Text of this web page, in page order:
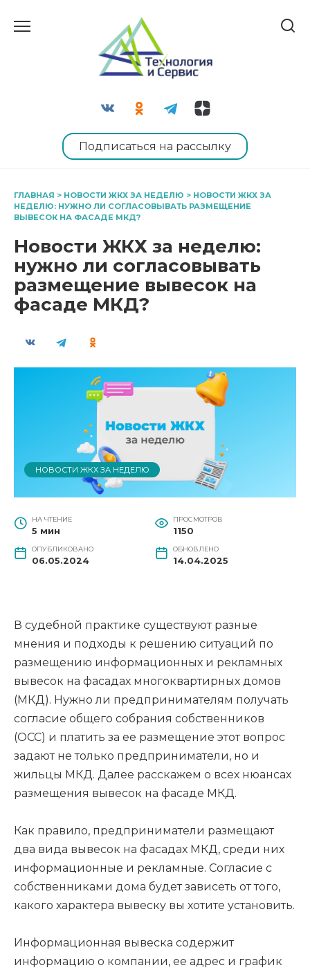
Подписаться на рассылку
ГЛАВНАЯ > НОВОСТИ ЖКХ ЗА НЕДЕЛЮ > НОВОСТИ ЖКХ ЗА
НЕДЕЛЮ: НУЖНО ЛИ СОГЛАСОВЫВАТЬ РАЗМЕЩЕНИЕ
ВЫВЕСОК НА ФАСАДЕ МКД?
Новости ЖКХ за неделю:
нужно ли согласовывать
размещение вывесок на
фасаде МКД?
НОВОСТИ ЖКХ ЗА НЕДЕЛЮ
НА ЧТЕНИЕ
5 мин
ПРОСМОТРОВ
1150
ОПУБЛИКОВАНО
06.05.2024
ОБНОВЛЕНО
14.04.2025
В судебной практике существуют разные
мнения и подходы к решению ситуаций по
размещению информационных и рекламных
вывесок на фасадах многоквартирных домов
(МКД). Нужно ли предпринимателям получать
согласие общего собрания собственников
(ОСС) и платить за ее размещение этот вопрос
задают не только предприниматели, но и
жильцы МКД. Далее расскажем о всех нюансах
размещения вывесок на фасаде МКД.
Как правило, предприниматели размещают
два вида вывесок на фасадах МКД, среди них
информационные и рекламные. Согласие с
собственниками дома будет зависеть от того,
какого характера вывеску вы хотите установить.
Информационная вывеска содержит
информацию о компании, ее адрес и график